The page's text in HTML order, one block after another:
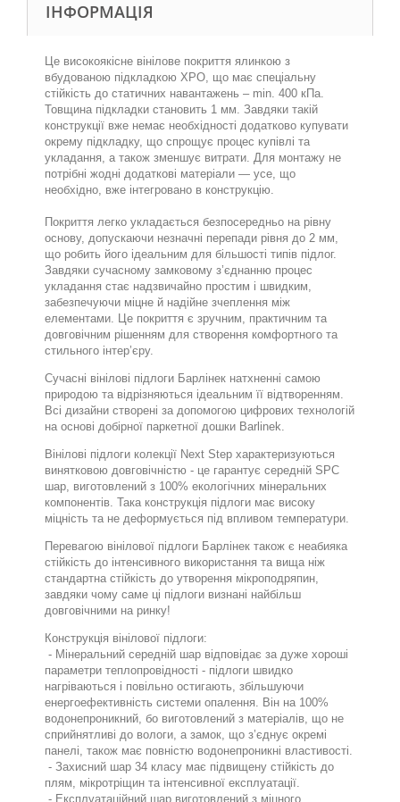
ІНФОРМАЦІЯ
Це високоякісне вінілове покриття ялинкою з
вбудованою підкладкою XPO, що має спеціальну
стійкість до статичних навантажень – min. 400 кПa.
Товщина підкладки становить 1 мм. Завдяки такій
конструкції вже немає необхідності додатково купувати
окрему підкладку, що спрощує процес купівлі та
укладання, а також зменшує витрати. Для монтажу не
потрібні жодні додаткові матеріали — усе, що
необхідно, вже інтегровано в конструкцію.
Покриття легко укладається безпосередньо на рівну
основу, допускаючи незначні перепади рівня до 2 мм,
що робить його ідеальним для більшості типів підлог.
Завдяки сучасному замковому з’єднанню процес
укладання стає надзвичайно простим і швидким,
забезпечуючи міцне й надійне зчеплення між
елементами. Це покриття є зручним, практичним та
довговічним рішенням для створення комфортного та
стильного інтер’єру.
Сучасні вінілові підлоги Барлінек натхненні самою
природою та відрізняються ідеальним її відтворенням.
Всі дизайни створені за допомогою цифрових технологій
на основі добірної паркетної дошки Barlinek.
Вінілові підлоги колекції Next Step характеризуються
винятковою довговічністю - це гарантує середній SPC
шар, виготовлений з 100% екологічних мінеральних
компонентів. Така конструкція підлоги має високу
міцність та не деформується під впливом температури.
Перевагою вінілової підлоги Барлінек також є неабияка
стійкість до інтенсивного використання та вища ніж
стандартна стійкість до утворення мікроподряпин,
завдяки чому саме ці підлоги визнані найбільш
довговічними на ринку!
Конструкція вінілової підлоги:
- Мінеральний середній шар відповідає за дуже хороші
параметри теплопровідності - підлоги швидко
нагріваються і повільно остигають, збільшуючи
енергоефективність системи опалення. Він на 100%
водонепроникний, бо виготовлений з матеріалів, що не
сприйнятливі до вологи, а замок, що з’єднує окремі
панелі, також має повністю водонепроникні властивості.
- Захисний шар 34 класу має підвищену стійкість до
плям, мікротріщин та інтенсивної експлуатації.
- Експлуатаційний шар виготовлений з міцного